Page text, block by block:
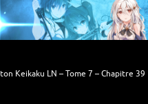
Keikaku LN – Tome 7 – Chapitre 39